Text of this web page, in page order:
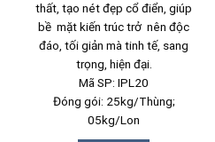
thất, tạo nét đẹp cổ điển, giúp
bề mặt kiến trúc trở nên độc
đáo, tối giản mà tinh tế, sang
trọng, hiện đại.
Mã SP: IPL20
Đóng gói: 25kg/Thùng;
05kg/Lon